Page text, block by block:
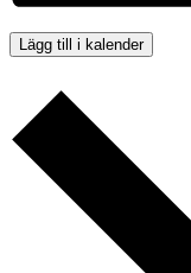
Lägg till i kalender